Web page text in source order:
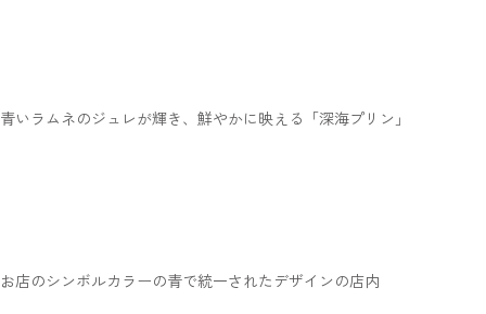
青いラムネのジュレが輝き、鮮やかに映える「深海プリン」
お店のシンボルカラーの青で統一されたデザインの店内